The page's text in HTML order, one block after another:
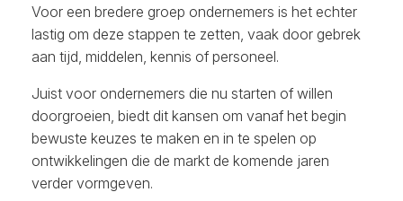
Voor een bredere groep ondernemers is het echter
lastig om deze stappen te zetten, vaak door gebrek
aan tijd, middelen, kennis of personeel.
Juist voor ondernemers die nu starten of willen
doorgroeien, biedt dit kansen om vanaf het begin
bewuste keuzes te maken en in te spelen op
ontwikkelingen die de markt de komende jaren
verder vormgeven.